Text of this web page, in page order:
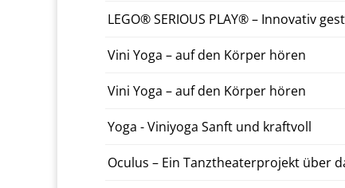
LEGO® SE­RI­OUS PLAY® – In­no­va­tiv
Vini Yoga – auf den Körper hören
Vini Yoga – auf den Körper hören
Yoga - Viniyo­ga Sanft und kraftvoll
Oculus – Ein Tanzthe­ater­pro­jekt über